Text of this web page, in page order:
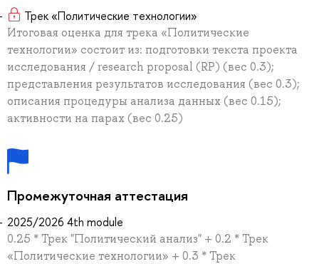
Трек «Политические технологии»
Итоговая оценка для трека «Политические
технологии» состоит из: подготовки текста проекта
исследования / research proposal (RP) (вес 0.3);
представления результатов исследования (вес 0.3);
описания процедуры анализа данных (вес 0.15);
активности на парах (вес 0.25)
Промежуточная аттестация
2025/2026 4th module
0.25 * Трек "Политический анализ" + 0.2 * Трек
«Политические технологии» + 0.3 * Трек